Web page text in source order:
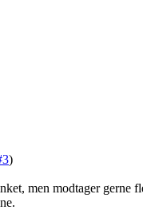
)
men modtager gerne